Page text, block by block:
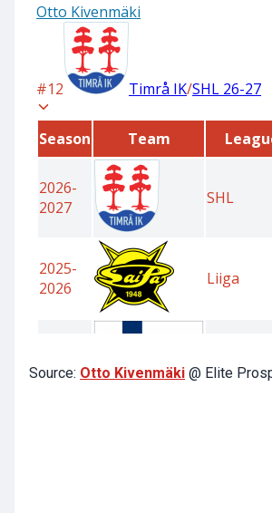
Source: Otto Kivenmäki @ Elite